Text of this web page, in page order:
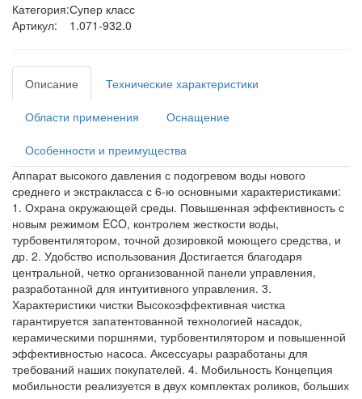
Категория:Супер класс
Артикул:
1.071-932.0
Описание Технические характеристики
Области применения Оснащение
Особенности и преимущества
Аппарат высокого давления с подогревом воды нового
среднего и экстракласса с 6-ю основными характеристиками:
1. Охрана окружающей среды. Повышенная эффективность с
новым режимом ECO, контролем жесткости воды,
турбовентилятором, точной дозировкой моющего средства, и
др. 2. Удобство использования Достигается благодаря
центральной, четко организованной панели управления,
разработанной для интуитивного управления. 3.
Характеристики чистки Высокоэффективная чистка
гарантируется запатентованной технологией насадок,
керамическими поршнями, турбовентилятором и повышенной
эффективностью насоса. Аксессуары разработаны для
требований наших покупателей. 4. Мобильность Концепция
мобильности реализуется в двух комплектах роликов, больших